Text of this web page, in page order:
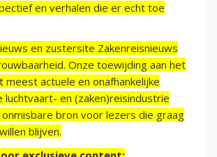
en verhalen die er echt toe
en zustersite Zakenreisnieuws
Onze toewijding aan het
meest actuele en onafhankelijke
luchtvaart- en (zaken)reisindustrie
bron voor lezers die graag
blijven.